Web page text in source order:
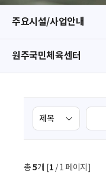
주요시설/사업안내
원주국민체육센터
검
색
선
색
총5개 [1 / 1 페이지]